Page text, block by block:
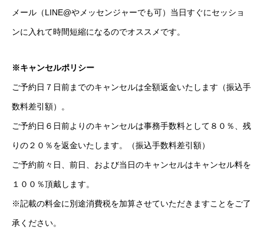
メール（LINE@やメッセンジャーでも可）当日すぐにセッショ
ンに入れて時間短縮になるのでオススメです。
※キャンセルポリシー
ご予約日７日前までのキャンセルは全額返金いたします（振込手
数料差引額）。
ご予約日６日前よりのキャンセルは事務手数料として８０％、残
りの２０％を返金いたします。（振込手数料差引額）
ご予約前々日、前日、および当日のキャンセルはキャンセル料を
１００％頂戴します。
※記載の料金に別途消費税を加算させていただきますことをご了
承ください。